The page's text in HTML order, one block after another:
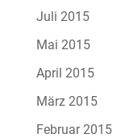
Juli 2015
Mai 2015
April 2015
März 2015
Februar 2015